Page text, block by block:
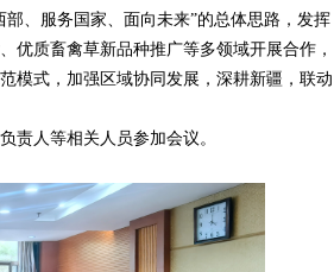
、服务国家、面向未来”的总体思路，发挥
优质畜禽草新品种推广等多领域开展合作，
模式，加强区域协同发展，深耕新疆，联动
责人等相关人员参加会议。